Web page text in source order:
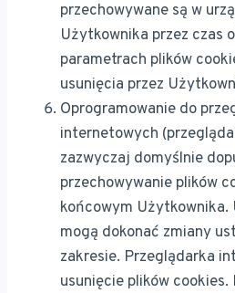
przechowywane są w
Użytkownika przez czas
parametrach plików
usunięcia przez
Oprogramowanie do
internetowych
zazwyczaj domyślnie
przechowywanie plików
końcowym Użytkownika.
mogą dokonać zmiany
zakresie. Przeglądarka
usunięcie plików